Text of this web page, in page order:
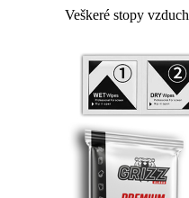
Veškeré stopy